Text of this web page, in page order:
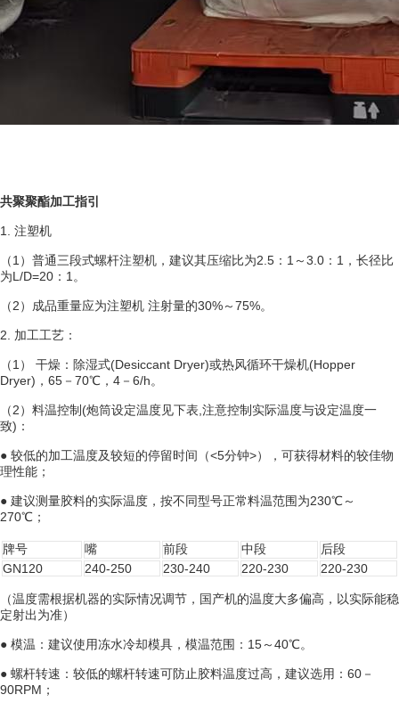
共聚聚酯加工指引
1. 注塑机
（1）普通三段式螺杆注塑机 ，建议其压缩比为2.5：1～3.0：1， 长径比
为L/D=20：1。
（2）成品重量应为注塑机 注射量的30%～75%。
2. 加工工艺：
（1） 干燥：除湿式(Desiccant Dryer)或热风循环干燥机(Hopper
Dryer)，65－70℃，4－6/h。
（2）料温控制(炮筒设定温度见下表,注意控制实际温度与设定温度一
致)：
● 较低的加工温度及较短的停留时间 （<5分钟>），可获得材料的较佳物
理性能 ；
● 建议测量胶料的实际温度，按不同型号正常料温范围为230℃～
270℃；
牌号 嘴 前段 中段
后段
GN120
240-250 230-240 220-230 220-230
（温度需根据机器的实际情况调节，国产机的温度大多偏高，以实际能稳
定射出为准）
● 模温：建议使用冻水冷却模具，模温范围：15～40℃。
● 螺杆转速 ：较低的螺杆转速可防止胶料温度过高，建议选用：60－
90RPM；